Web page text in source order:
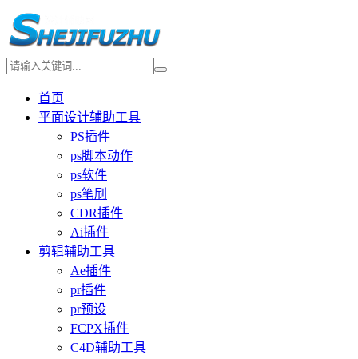
首页
平面设计辅助工具
PS插件
ps脚本动作
ps软件
ps笔刷
CDR插件
Ai插件
剪辑辅助工具
Ae插件
pr插件
pr预设
FCPX插件
C4D辅助工具